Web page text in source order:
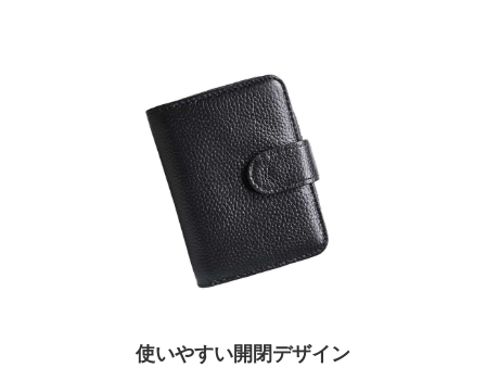
使いやすい開閉デザイン